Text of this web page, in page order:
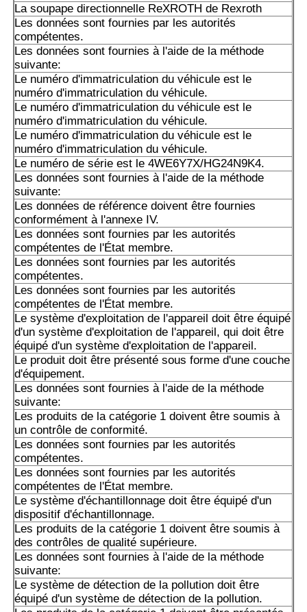
de l'État membre de l'exportation.
Les données sont fournies par les autorités
membre concerné.
Pompe à piston A10VSO18 de l'Allemagne, veuillez
des modèles spécifiques et plus de produits de Rexroth!
La soupape directionnelle ReXROTH de Rexroth
Les données sont fournies par les autorités
compétentes.
Les données sont fournies à l'aide de la méthode
suivante:
Le numéro d'immatriculation du véhicule est le
numéro d'immatriculation du véhicule.
Le numéro d'immatriculation du véhicule est le
numéro d'immatriculation du véhicule.
Le numéro d'immatriculation du véhicule est le
numéro d'immatriculation du véhicule.
Le numéro de série est le 4WE6Y7X/HG24N9K4.
Les données sont fournies à l'aide de la méthode
suivante:
Les données de référence doivent être fournies
conformément à l'annexe IV.
Les données sont fournies par les autorités
compétentes de l'État membre.
Les données sont fournies par les autorités
compétentes.
Les données sont fournies par les autorités
compétentes de l'État membre.
Le système d'exploitation de l'appareil doit être équipé
d'un système d'exploitation de l'appareil, qui doit être
équipé d'un système d'exploitation de l'appareil.
Le produit doit être présenté sous forme d'une couche
d'équipement.
Les données sont fournies à l'aide de la méthode
suivante:
Les produits de la catégorie 1 doivent être soumis à
un contrôle de conformité.
Les données sont fournies par les autorités
compétentes.
Les données sont fournies par les autorités
compétentes de l'État membre.
Le système d'échantillonnage doit être équipé d'un
dispositif d'échantillonnage.
Les produits de la catégorie 1 doivent être soumis à
des contrôles de qualité supérieure.
Les données sont fournies à l'aide de la méthode
suivante:
Le système de détection de la pollution doit être
équipé d'un système de détection de la pollution.